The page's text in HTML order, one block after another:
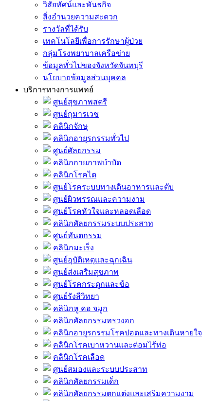
วิสัยทัศน์และพันธกิจ
สิ่งอำนวยความสะดวก
รางวัลที่ได้รับ
เทคโนโลยีเพื่อการรักษาผู้ป่วย
กลุ่มโรงพยาบาลเครือข่าย
ข้อมูลทั่วไปของจังหวัดจันทบุรี
นโยบายข้อมูลส่วนบุคคล
บริการทางการแพทย์
ศูนย์สุขภาพสตรี
ศูนย์กุมารเวช
คลินิกจักษุ
คลินิกอายุรกรรมทั่วไป
ศูนย์ศัลยกรรม
คลินิกกายภาพบำบัด
คลินิกโรคไต
ศูนย์โรคระบบทางเดินอาหารและตับ
ศูนย์ผิวพรรณและความงาม
ศูนย์โรคหัวใจและหลอดเลือด
คลินิกศัลยกรรมระบบประสาท
ศูนย์ทันตกรรม
คลินิกมะเร็ง
ศูนย์อุบัติเหตุและฉุกเฉิน
ศูนย์ส่งเสริมสุขภาพ
ศูนย์โรคกระดูกและข้อ
ศูนย์รังสีวิทยา
คลินิกหู คอ จมูก
คลินิกศัลยกรรมทรวงอก
คลินิกอายุรกรรมโรคปอดและทางเดินหายใจ
คลินิกโรคเบาหวานและต่อมไร้ท่อ
คลินิกโรคเลือด
ศูนย์สมองและระบบประสาท
คลินิกศัลยกรรมเด็ก
คลินิกศัลยกรรมตกแต่งและเสริมความงาม